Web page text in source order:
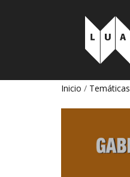
Inicio / Temáticas